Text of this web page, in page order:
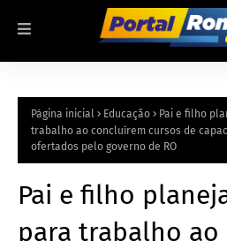
Página inicial Educação
Pai e filho
trabalho ao concluírem cursos de
ofertados pelo governo de RO
Pai e filho
para trabalho ao